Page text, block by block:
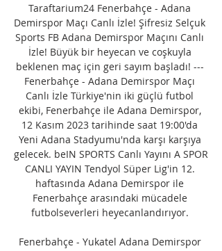
Taraftarium24 Fenerbahçe - Adana
Demirspor Maçı Canlı İzle! Şifresiz Selçuk
Sports FB Adana Demirspor Maçını Canlı
İzle! Büyük bir heyecan ve coşkuyla
beklenen maç için geri sayım başladı! ---
Fenerbahçe - Adana Demirspor Maçı
Canlı İzle Türkiye'nin iki güçlü futbol
ekibi, Fenerbahçe ile Adana Demirspor,
12 Kasım 2023 tarihinde saat 19:00'da
Yeni Adana Stadyumu'nda karşı karşıya
gelecek. beIN SPORTS Canlı Yayını A SPOR
CANLI YAYIN Tendyol Süper Lig'in 12.
haftasında Adana Demirspor ile
Fenerbahçe arasındaki mücadele
futbolseverleri heyecanlandırıyor.
Fenerbahçe - Yukatel Adana Demirspor